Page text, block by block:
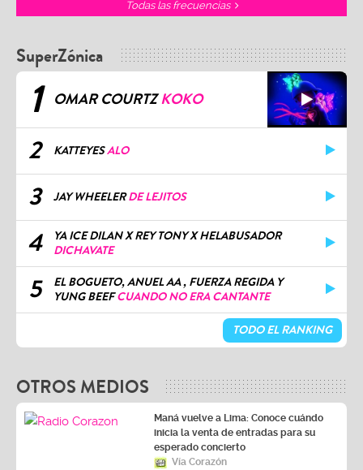
Todas las frecuencias
SuperZónica
1 OMAR COURTZKOKO
2 KATTEYESALO
3 JAY WHEELERDE LEJITOS
4
YA ICE DILAN X REY TONY X HELABUSADOR
DICHAVATE
5
EL BOGUETO, ANUEL AA , FUERZA REGIDA Y
YUNG BEEFCUANDO NO ERA CANTANTE
TODO EL RANKING
OTROS MEDIOS
Maná vuelve a Lima: Conoce cuándo
inicia la venta de entradas para su
esperado concierto
Vía Corazón